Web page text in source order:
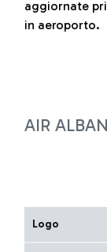
aggiornate
in aeroporto.
AIR
Logo